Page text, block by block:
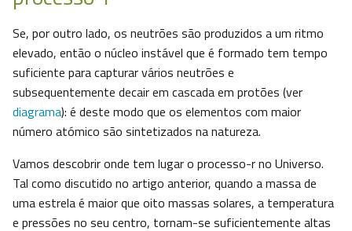
Se, por outro lado, os neutrões são produzidos a um ritmo
elevado, então o núcleo instável que é formado tem tempo
suficiente para capturar vários neutrões e
subsequentemente decair em cascada em protões (ver
diagrama): é deste modo que os elementos com maior
número atómico são sintetizados na natureza.
Vamos descobrir onde tem lugar o processo-r no Universo.
Tal como discutido no artigo anterior, quando a massa de
uma estrela é maior que oito massas solares, a temperatura
e pressões no seu centro, tornam-se suficientemente altas